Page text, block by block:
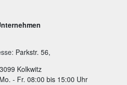
: Parkstr. 56,
Kolkwitz
Mo. - Fr. 08:00 bis 15:00 Uhr